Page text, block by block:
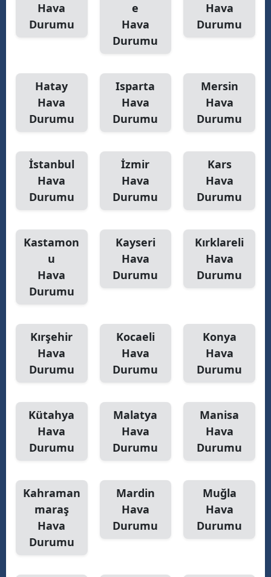
Hava
Durumu
e
Hava
Durumu
Hava
Durumu
Hatay
Hava
Durumu
Isparta
Hava
Durumu
Mersin
Hava
Durumu
İstanbul
Hava
Durumu
İzmir
Hava
Durumu
Kars
Hava
Durumu
Kastamon
u
Hava
Durumu
Kayseri
Hava
Durumu
Kırklareli
Hava
Durumu
Kırşehir
Hava
Durumu
Kocaeli
Hava
Durumu
Konya
Hava
Durumu
Kütahya
Hava
Durumu
Malatya
Hava
Durumu
Manisa
Hava
Durumu
Kahraman
maraş
Hava
Durumu
Mardin
Hava
Durumu
Muğla
Hava
Durumu